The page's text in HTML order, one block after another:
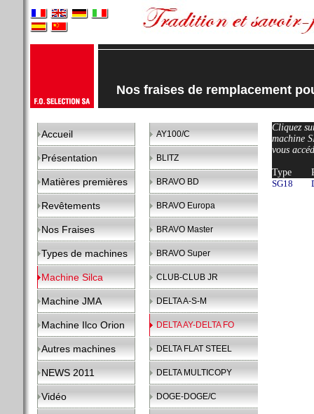
Nos fraises de remplacement
Accueil
Présentation
Matières premières
Revêtements
Nos Fraises
Types de machines
Machine Silca
Machine JMA
Machine Ilco Orion
Autres machines
NEWS 2011
Vidéo
AY100/C
BLITZ
BRAVO BD
BRAVO Europa
BRAVO Master
BRAVO Super
CLUB-CLUB JR
DELTA A-S-M
DELTA AY-DELTA FO
DELTA FLAT STEEL
DELTA MULTICOPY
DOGE-DOGE/C
Cliquez
machine
vous
Type
SG18